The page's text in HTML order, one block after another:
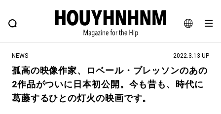
JA
EN
FEATURE BLOG SNAP
ヒップなファッション、カルチャー、ライフスタイルWEBマガジン
#注目のタグ
NEWS 2022.3.13 UP
孤高の映像作家、ロベール・ブレッソンのあの
2作品がついに日本初公開。今も昔も、時代に
葛藤するひとの灯火の映画です。